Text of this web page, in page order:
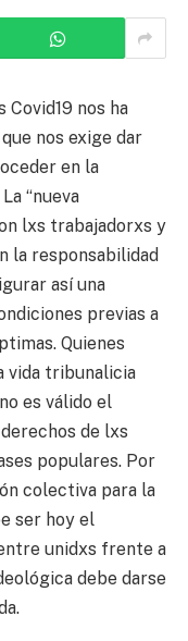
Covid19 nos ha
nos exige dar
en la
“nueva
lxs trabajadorxs y
la responsabilidad
así una
previas a
Quienes
vida tribunalicia
es válido el
de lxs
populares. Por
colectiva para la
ser hoy el
unidxs frente a
debe darse